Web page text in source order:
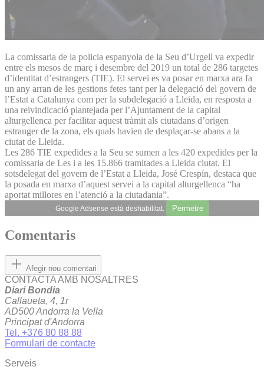
La comissaria de la policia espanyola de la Seu d’Urgell va expedir
entre els mesos de març i desembre del 2019 un total de 286 targetes
d’identitat d’estrangers (TIE). El servei es va posar en marxa ara fa
un any arran de les gestions fetes tant per la delegació del govern de
l’Estat a Catalunya com per la subdelegació a Lleida, en resposta a
una reivindicació plantejada per l’Ajuntament de la capital
alturgellenca per facilitar aquest tràmit als ciutadans d’origen
estranger de la zona, els quals havien de desplaçar-se abans a la
ciutat de Lleida.
Les 286 TIE expedides a la Seu se sumen a les 420 expedides per la
comissaria de Les i a les 15.866 tramitades a Lleida ciutat. El
sotsdelegat del govern de l’Estat a Lleida, José Crespín, destaca que
la posada en marxa d’aquest servei a la capital alturgellenca “ha
aportat millores en l’atenció a la ciutadania”.
Google Adsense està deshabilitat. Permetre
Comentaris
Afegir nou comentari
CONTACTA AMB NOSALTRES
Diari Bondia
Callaueta, 4, 1r
AD500 Andorra la Vella
Principat d'Andorra
Tel. +376 80 88 88
Formulari de contacte
Serveis